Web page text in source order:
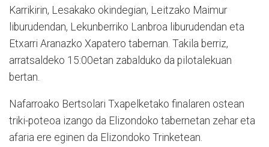
Karrikirin, Lesakako okindegian, Leitzako Maimur
liburudendan, Lekunberriko Lanbroa liburudendan eta
Etxarri Aranazko Xapatero tabernan. Takila berriz,
arratsaldeko 15:00etan zabalduko da pilotalekuan
bertan.
Nafarroako Bertsolari Txapelketako finalaren ostean
triki-poteoa izango da Elizondoko tabernetan zehar eta
afaria ere eginen da Elizondoko Trinketean.